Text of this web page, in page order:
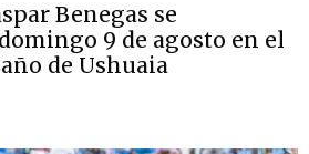
Benegas se
9 de agosto en el
de Ushuaia